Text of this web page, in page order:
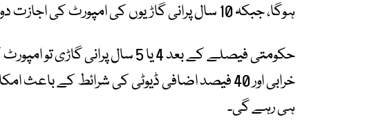
ہوگا، جبکہ 10 سال پرانی گاڑیوں کی امپورٹ کی اجازت دوسرے مرحلے میں دی جائے گی۔
حکومتی فیصلے کے بعد 4 یا 5 سال
خرابی اور 40 فیصد اضافی ڈیوٹی کی شرائط کے
ہی رہے گی۔